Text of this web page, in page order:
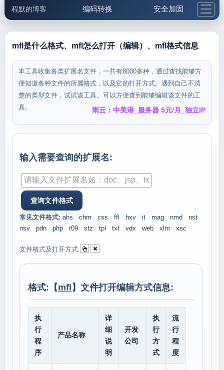
程默的博客 编码转换 安全加固
邮件工具 生活便民 更多工具
5.1支付宝大红包
mfl是什么格式、mfl怎么打开（编辑）、mfl格式信息
本工具收集各类扩展名文件，一共有8000多种，通过查找能够方
便知道各种文件的所属格式，以及它的打开方式。遇到自己不清
楚的类型文件，试试该工具。可以方便查到能够编辑该文件的工
具。
雨云：中美港_服务器 5元/月_独立IP
输入需要查询的扩展名:
常见文件格式: ahs chm css ffl hxv it mag nmd
nst
nsv
pdn php r09 stz tpl txt vdx web xlm xsc
文件格式及打开方式:
格式:【mfl 】文件打开编辑方式信息:
执
行
程
序
产品名称
详
细
说
明
开发
公司
执
行
方
式
流
行
程
度